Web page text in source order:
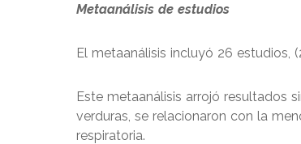
Metaanálisis de estudios
El metaanálisis incluyó 26 estudios,
Este metaanálisis arrojó resultados
verduras, se relacionaron con la
respiratoria.